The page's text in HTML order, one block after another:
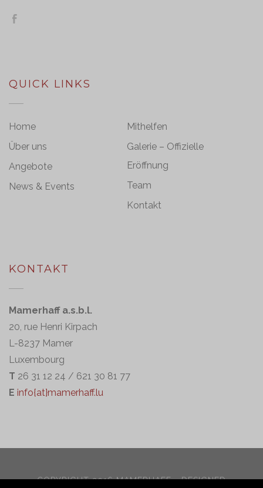
QUICK LINKS
Home
Über uns
Angebote
News & Events
Mithelfen
Galerie – Offizielle
Eröffnung
Team
Kontakt
KONTAKT
Mamerhaff a.s.b.l.
20, rue Henri Kirpach
L-8237 Mamer
Luxembourg
T 26 31 12 24 / 621 30 81 77
E info{at}mamerhaff.lu
COPYRIGHT 2016 MAMERHAFF - DESIGNED